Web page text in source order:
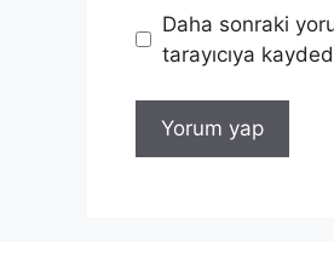
Daha sonraki
tarayıcıya